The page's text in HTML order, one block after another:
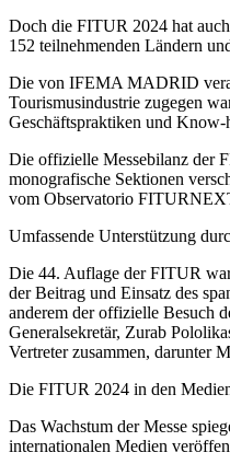
Doch die FITUR 2024 hat
152 teilnehmenden Ländern
Die von IFEMA MADRID
Tourismusindustrie zugegen
Geschäftspraktiken und
Die offizielle Messebilanz der
monografische Sektionen
vom Observatorio
Umfassende Unterstützung
Die 44. Auflage der FITUR
der Beitrag und Einsatz des
anderem der offizielle Besuch
Generalsekretär, Zurab
Vertreter zusammen, darunter
Die FITUR 2024 in den
Das Wachstum der Messe
internationalen Medien